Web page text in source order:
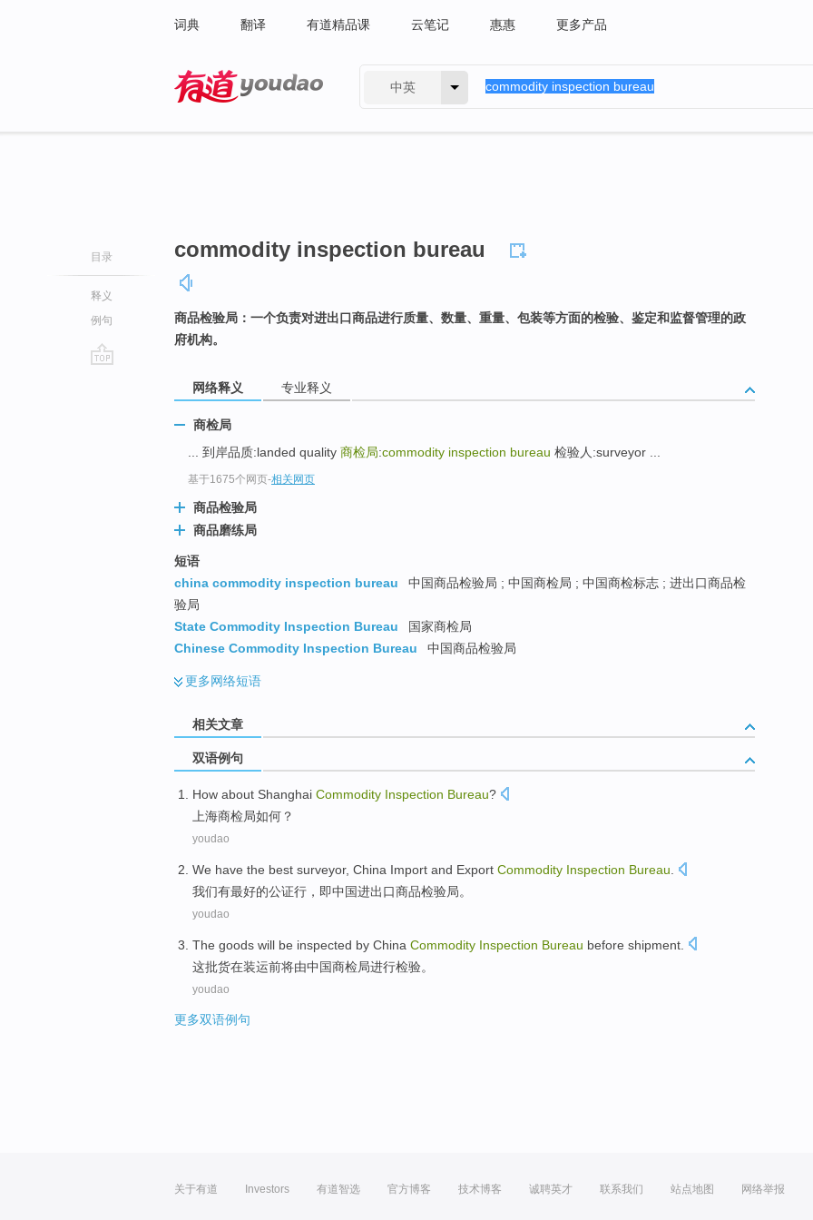
词典 翻译 有道精品课 云笔记 惠惠 更多产品
中英
目录
释义
例句
commodity inspection bureau
商品检验局：一个负责对进出口商品进行质量、数量、重量、包装等方面的检验、鉴定和监督管理的政
府机构。
网络释义 专业释义
商检局
... 到岸品质:landed quality 商检局:commodity inspection bureau 检验人:surveyor ...
基于1675个网页-相关网页
商品检验局
商品磨练局
短语
china commodity inspection bureau
中国商品检验局 ; 中国商检局 ; 中国商检标志 ; 进出口商品检
验局
State Commodity Inspection Bureau
国家商检局
Chinese Commodity Inspection Bureau
中国商品检验局
更多网络短语
相关文章
双语例句
How about Shanghai Commodity Inspection Bureau?
上海商检局如何 ？
youdao
We have the best surveyor, China Import and Export Commodity Inspection Bureau
我们有最好的公证行，即中国进出口商品检验局。
youdao
The goods will be inspected by China Commodity Inspection Bureau before shipment
这批货在装运前将由中国商检局进行检验。
youdao
更多双语例句
关于有道 Investors 有道智选 官方博客 技术博客 诚聘英才 联系我们 站点地图 网络举报